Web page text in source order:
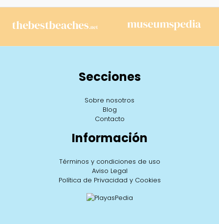
Secciones
Sobre nosotros
Blog
Contacto
Información
Términos y condiciones de uso
Aviso Legal
Política de Privacidad y Cookies